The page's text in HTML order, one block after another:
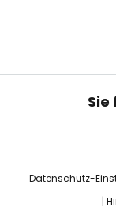
Sie
Datenschutz-